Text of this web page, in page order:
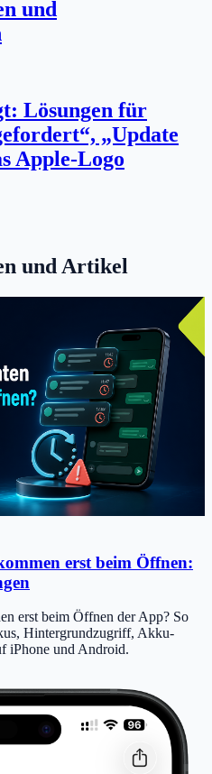
und
Lösungen für
„Update
Apple-Logo
und Artikel
erst beim Öffnen:
erst beim Öffnen der App? So
Hintergrundzugriff, Akku-
iPhone und Android.